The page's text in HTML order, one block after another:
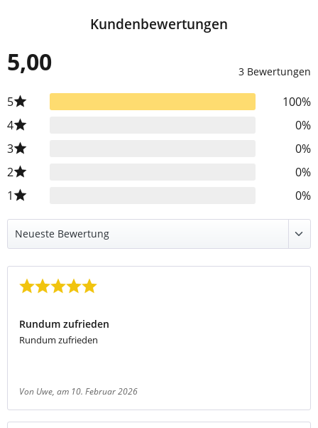
Kundenbewertungen
5,00 3 Bewertungen
5
100%
4
0%
3
0%
2
0%
1
0%
Rundum zufrieden
Rundum zufrieden
Von Uwe, am 10. Februar 2026